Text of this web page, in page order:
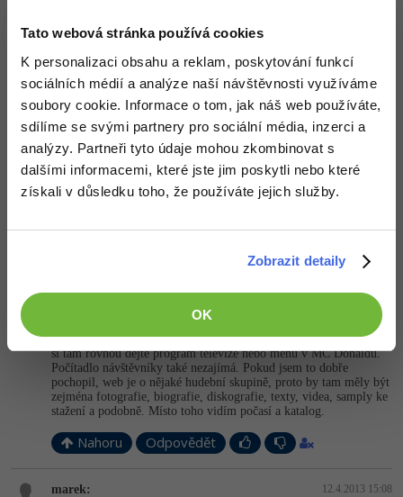
Tato webová stránka používá cookies
K personalizaci obsahu a reklam, poskytování funkcí
sociálních médií a analýze naší návštěvnosti využíváme
soubory cookie. Informace o tom, jak náš web používáte,
sdílíme se svými partnery pro sociální média, inzerci a
analýzy. Partneři tyto údaje mohou zkombinovat s
dalšími informacemi, které jste jim poskytli nebo které
získali v důsledku toho, že používáte jejich služby.
Zobrazit detaily
OK
Editováno
Nahoru Odpovědět +1
Odpovídá na Ben Žour
Ok, pokusím se o nemožné...
12.4.2013 14:58
Přijde mi, že to tvořil nějaký generátor, alespoň podle komentářů
v textu. Ten katalog jsem nepochopil, asi chceš, aby tě Google
penalizoval za příliš velké množství odkazů. Design je hrozný,
proč tam máte počasí? Souvisí to nějak s náplní vašeho webu? To
si tam rovnou dejte program televize nebo menu v MC Donaldu.
Počítadlo návštěvníky také nezajímá. Pokud jsem to dobře
pochopil, web je o nějaké hudební skupině, proto by tam měly být
zejména fotografie, biografie, diskografie, texty, videa, samply ke
stažení a podobně. Místo toho vidím počasí a katalog.
Nahoru Odpovědět
marek: 12.4.2013 15:08